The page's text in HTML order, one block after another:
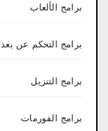
برامج الألعاب
برامج التحكم عن بعد
برامج التنزيل
برامج الفورمات